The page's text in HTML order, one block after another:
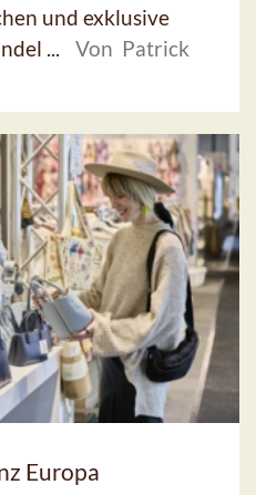
und exklusive
...
Von Patrick
Europa